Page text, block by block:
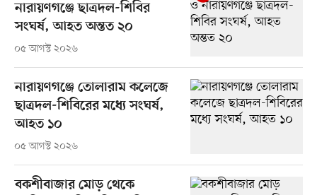
নারায়ণগঞ্জে ছাত্রদল-শিবির
সংঘর্ষ, আহত অন্তত ২০
০৫ আগস্ট ২০২৬
নারায়ণগঞ্জে তোলারাম কলেজে
ছাত্রদল-শিবিরের মধ্যে সংঘর্ষ,
আহত ১০
০৫ আগস্ট ২০২৬
বকশীবাজার মোড় থেকে